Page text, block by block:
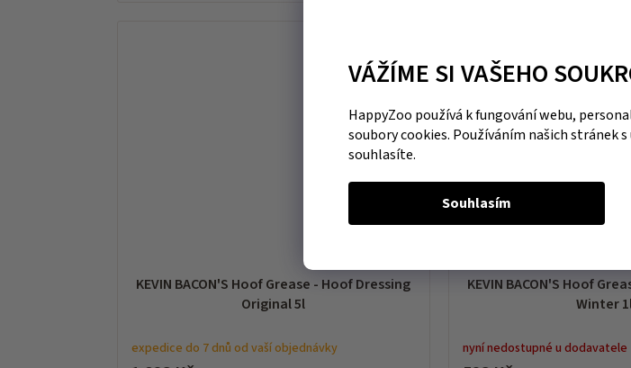
VÁŽÍME SI VAŠEHO
HappyZoo používá k fungování webu,
soubory cookies. Používáním našich stránek
souhlasíte.
Souhlasím
KEVIN BACON'S Hoof Grease - Hoof Dressing
Original 5l
expedice do 7 dnů od vaší objednávky
KEVIN BACON'S Hoof
Winter
nyní nedostupné u dodavatele